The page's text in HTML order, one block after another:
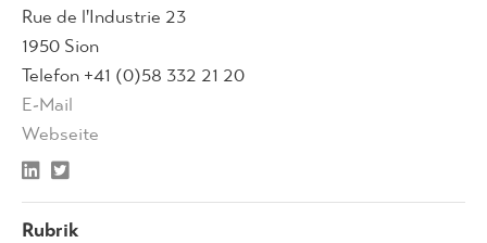
Rue de l'Industrie 23
1950 Sion
Telefon +41 (0)58 332 21 20
E-Mail
Webseite
Rubrik